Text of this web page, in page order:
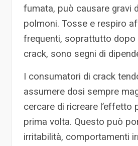
fumata, può causare gravi
polmoni. Tosse e respiro
frequenti, soprattutto dopo
crack, sono segni di
I consumatori di crack
assumere dosi sempre
cercare di ricreare l’effetto
prima volta. Questo può
irritabilità, comportamenti